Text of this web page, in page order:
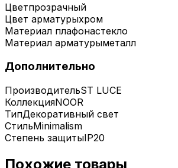
Цветпрозрачный
Цвет арматурыхром
Материал плафонастекло
Материал арматурыметалл
Дополнительно
ПроизводительST LUCE
КоллекцияNOOR
ТипДекоративный свет
СтильMinimalism
Степень защитыIP20
Похожие товары